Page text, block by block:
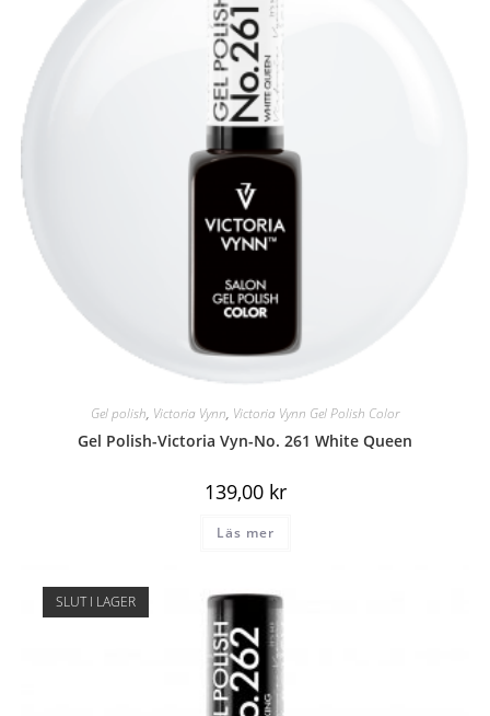
Gel polish, Victoria Vynn, Victoria Vynn Gel Polish Color
Gel Polish-Victoria Vyn-No. 261 White Queen
139,00 kr
Läs mer
SLUT I LAGER